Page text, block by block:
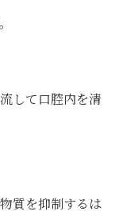
して口腔内を清
質を抑制するは